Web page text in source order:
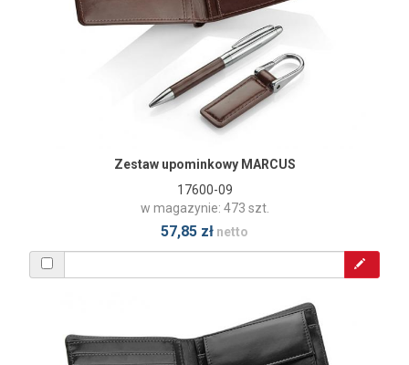
Zestaw upominkowy MARCUS
17600-09
w magazynie: 473 szt.
57,85 zł netto